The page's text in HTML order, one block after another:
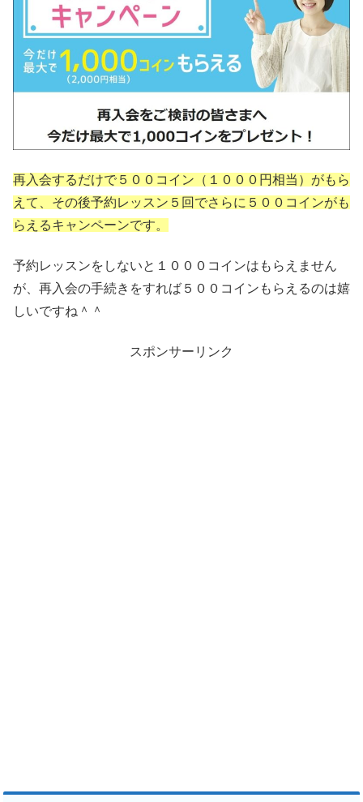
再入会するだけで５００コイン（１０００円相当）がもら
えて、その後予約レッスン５回でさらに５００コインがも
らえるキャンペーンです。
予約レッスンをしないと１０００コインはもらえません
が、再入会の手続きをすれば５００コインもらえるのは嬉
しいですね＾＾
スポンサーリンク